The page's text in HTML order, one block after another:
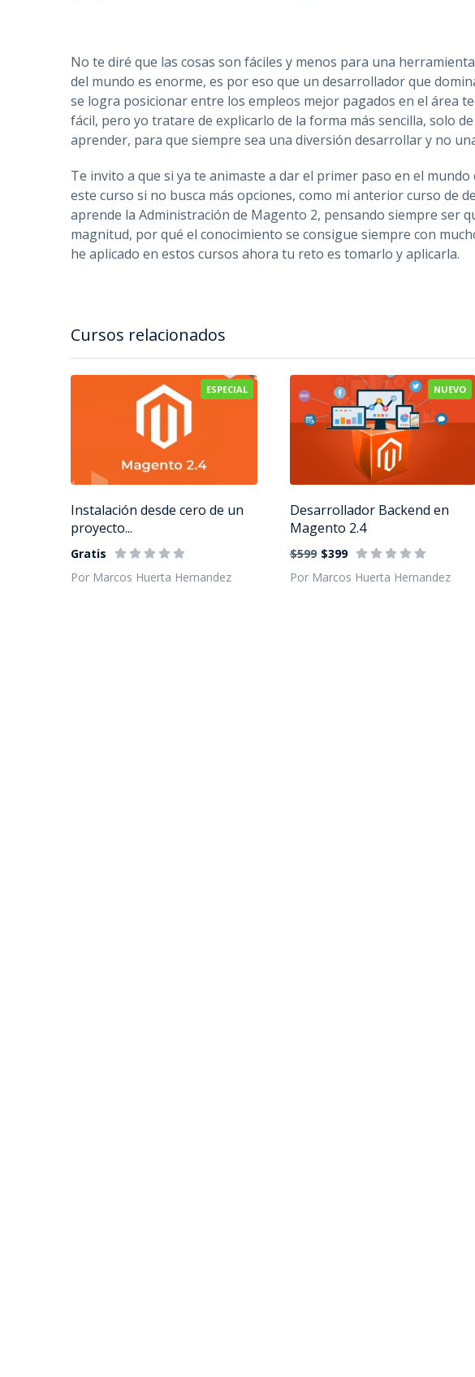
No te diré que las cosas son fáciles y menos para una
del mundo es enorme, es por eso que un desarrollador que
se logra posicionar entre los empleos mejor pagados en el área
fácil, pero yo tratare de explicarlo de la forma más sencilla, solo
aprender, para que siempre sea una diversión desarrollar y no
Te invito a que si ya te animaste a dar el primer paso en el
este curso si no busca más opciones, como mi anterior curso de
aprende la Administración de Magento 2, pensando siempre ser
magnitud, por qué el conocimiento se consigue siempre con
he aplicado en estos cursos ahora tu reto es tomarlo y aplicarla.
Cursos relacionados
ESPECIAL
Instalación desde cero de un
proyecto...
Gratis
Por Marcos Huerta Hernandez
NUEVO
Desarrollador Backend en
Magento 2.4
$599 $399
Por Marcos Huerta Hernandez